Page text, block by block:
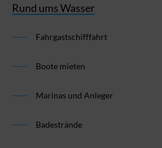
Rund ums Wasser
Fahrgastschifffahrt
Boote mieten
Marinas und Anleger
Badestrände